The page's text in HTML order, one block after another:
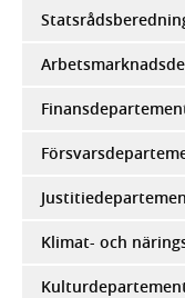
Klimat- och